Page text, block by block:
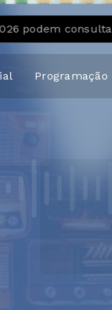
consultar o
Programação